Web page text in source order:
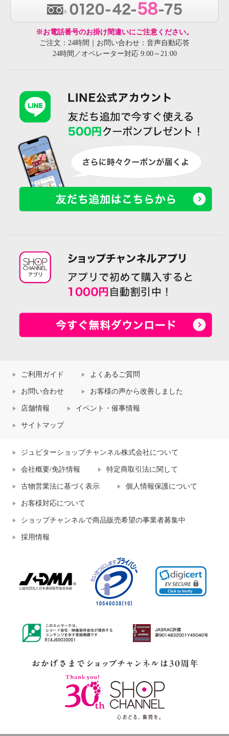
※お電話番号のお掛け間違いにご注意ください。
ご注文：24時間｜お問い合わせ：音声自動応答
24時間／オペレーター対応 9:00～21:00
ご利用ガイド よくあるご質問
お問い合わせ お客様の声から改善しました
店舗情報 イベント・催事情報
サイトマップ
ジュピターショップチャンネル株式会社について
会社概要/免許情報 特定商取引法に関して
古物営業法に基づく表示 個人情報保護について
お客様対応について
ショップチャンネルで商品販売希望の事業者募集中
採用情報